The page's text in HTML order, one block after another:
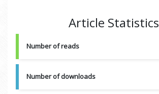
Article Statistics
Number of reads
Number of downloads